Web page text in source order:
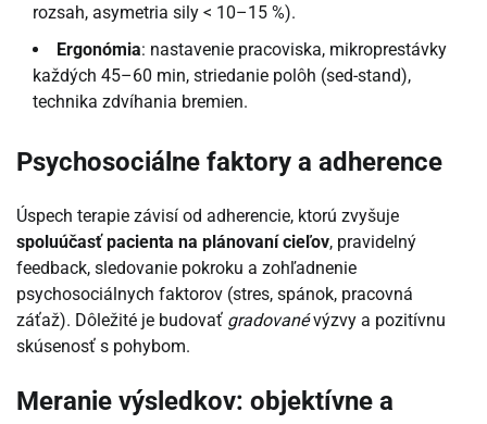
rozsah, asymetria sily < 10–15 %).
Ergonómia: nastavenie pracoviska, mikroprestávky
každých 45–60 min, striedanie polôh (sed-stand),
technika zdvíhania bremien.
Psychosociálne faktory a adherence
Úspech terapie závisí od adherencie, ktorú zvyšuje
spoluúčasť pacienta na plánovaní cieľov, pravidelný
feedback, sledovanie pokroku a zohľadnenie
psychosociálnych faktorov (stres, spánok, pracovná
záťaž). Dôležité je budovať gradovanévýzvy a pozitívnu
skúsenosť s pohybom.
Meranie výsledkov: objektívne a